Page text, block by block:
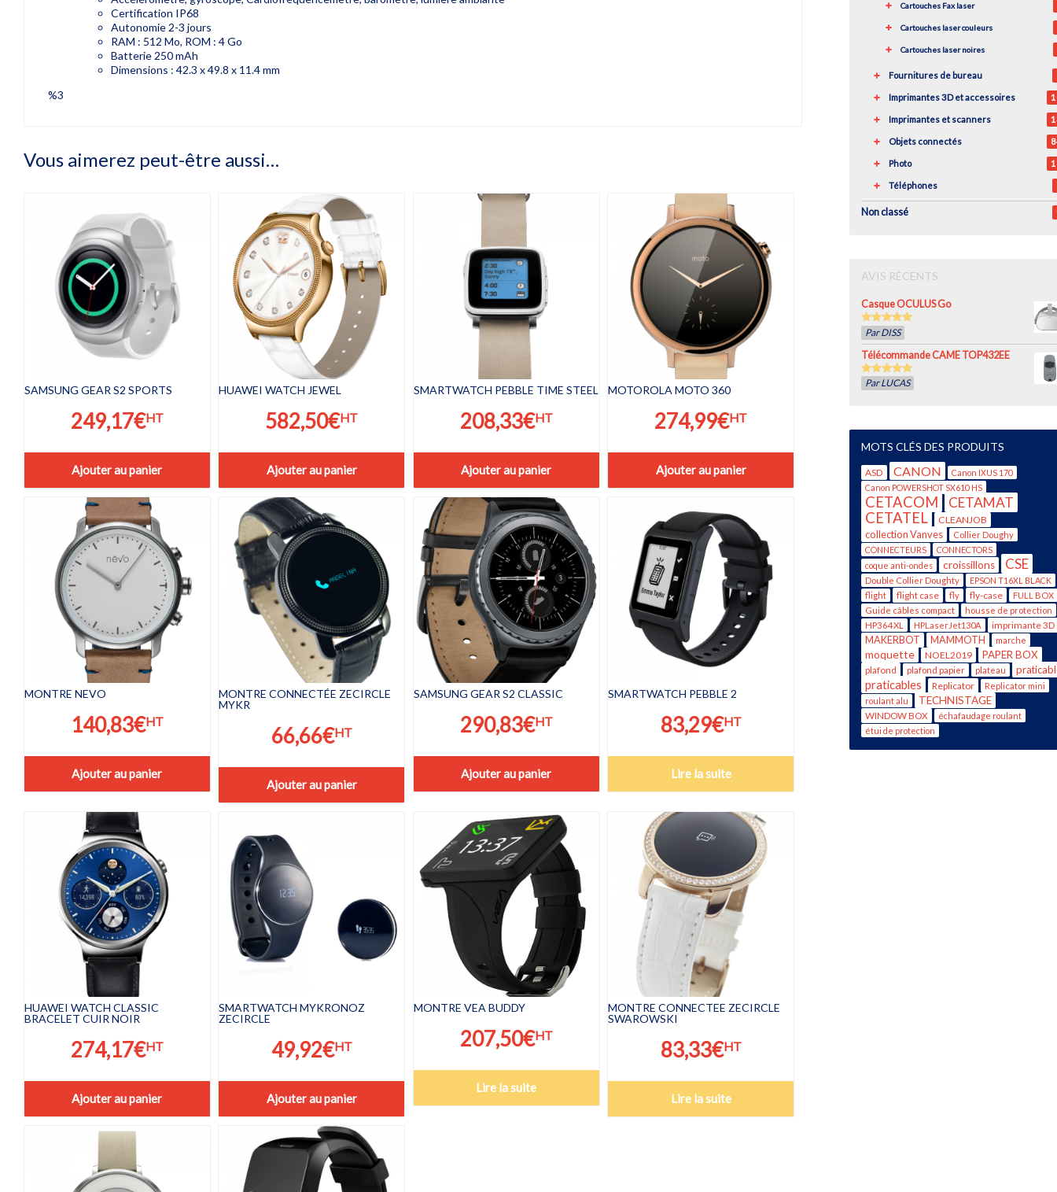
Certification IP68
Autonomie 2-3 jours
RAM : 512 Mo, ROM : 4 Go
Batterie 250 mAh
Dimensions : 42.3 x 49.8 x 11.4 mm
%3
Vous aimerez peut-être aussi…
SAMSUNG GEAR S2 SPORTS
249,17€HT
Ajouter au panier
HUAWEI WATCH JEWEL
582,50€HT
Ajouter au panier
SMARTWATCH PEBBLE TIME STEEL
208,33€HT
Ajouter au panier
MOTOROLA MOTO 360
274,99€HT
Ajouter au panier
MONTRE NEVO
140,83€HT
Ajouter au panier
MONTRE CONNECTÉE ZECIRCLE
MYKR
66,66€HT
Ajouter au panier
SAMSUNG GEAR S2 CLASSIC
290,83€HT
Ajouter au panier
SMARTWATCH PEBBLE 2
83,29€HT
Lire la suite
HUAWEI WATCH CLASSIC
BRACELET CUIR NOIR
274,17€HT
Ajouter au panier
SMARTWATCH MYKRONOZ
ZECIRCLE
49,92€HT
Ajouter au panier
MONTRE VEA BUDDY
207,50€HT
Lire la suite
MONTRE CONNECTEE ZECIRCLE
SWAROWSKI
83,33€HT
Lire la suite
Cartouches Fax laser
Cartouches laser couleurs
Cartouches laser noires
Fournitures de bureau
Imprimantes 3D et accessoires
Imprimantes et scanners
Objets connectés
Photo
Téléphones
Non classé
AVIS RÉCENTS
Casque OCULUS Go
out of 5
Par DISS
Télécommande CAME TOP432EE
out of 5
Par LUCAS
MOTS CLÉS DES PRODUITS
ASD CANON
Canon IXUS 170
Canon POWERSHOT SX610 HS
CETACOM CETAMAT
CETATEL CLEANJOB
collection Vanves
Collier Doughy
CONNECTEURS
CONNECTORS
coque anti-ondes
croissillons CSE
Double Collier Doughty
EPSON T16XL BLACK
flight
flight case fly fly-case
FULL BOX
Guide câbles compact
housse de protection
HP364XL
HPLaserJet130A
imprimante 3D
MAKERBOT
MAMMOTH marche
moquette NOEL2019 PAPER BOX
plafond plafond papier plateau
praticables Replicator
Replicator mini
roulant alu
TECHNISTAGE
WINDOW BOX
échafaudage roulant
étui de protection